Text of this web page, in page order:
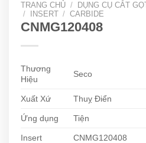
TRANG CHỦ / DỤNG CỤ CẮT
/
INSERT / CARBIDE
CNMG120408
Thương
Hiệu
Seco
Xuất Xứ Thuỵ Điển
Ứng dụng Tiện
Insert CNMG120408